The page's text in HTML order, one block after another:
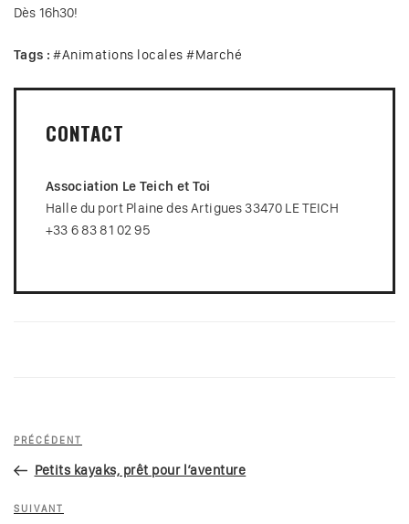
Dès 16h30!
Tags : #Animations locales #Marché
CONTACT
Association Le Teich et Toi
Halle du port Plaine des Artigues 33470 LE TEICH
+33 6 83 81 02 95
Navigation
l’article
Article
précédent
PRÉCÉDENT
Petits kayaks, prêt pour l’aventure
Article
SUIVANT